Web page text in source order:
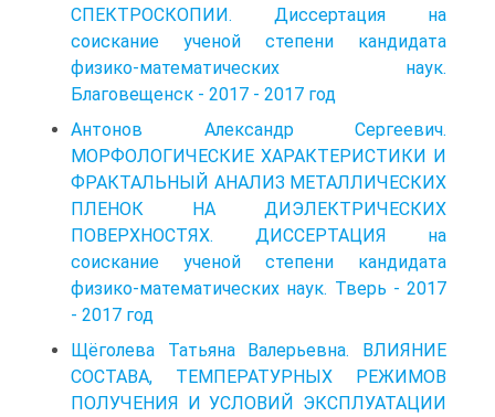
СПЕКТРОСКОПИИ. Диссертация на
соискание ученой степени кандидата
физико-математических наук.
Благовещенск - 2017 - 2017 год
Антонов Александр Сергеевич.
МОРФОЛОГИЧЕСКИЕ ХАРАКТЕРИСТИКИ И
ФРАКТАЛЬНЫЙ АНАЛИЗ МЕТАЛЛИЧЕСКИХ
ПЛЕНОК НА ДИЭЛЕКТРИЧЕСКИХ
ПОВЕРХНОСТЯХ. ДИССЕРТАЦИЯ на
соискание ученой степени кандидата
физико-математических наук. Тверь - 2017
- 2017 год
Щёголева Татьяна Валерьевна. ВЛИЯНИЕ
СОСТАВА, ТЕМПЕРАТУРНЫХ РЕЖИМОВ
ПОЛУЧЕНИЯ И УСЛОВИЙ ЭКСПЛУАТАЦИИ